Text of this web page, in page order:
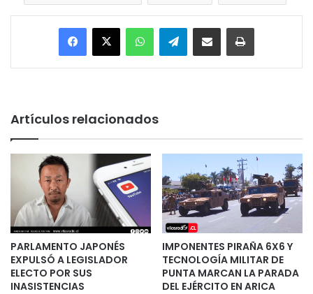
Facebook
X WhatsAppTelegramEnviar vía email Imprimir
Artículos relacionados
PARLAMENTO JAPONÉS
EXPULSÓ A LEGISLADOR
ELECTO POR SUS
INASISTENCIAS
IMPONENTES PIRAÑA 6X6 Y
TECNOLOGÍA MILITAR DE
PUNTA MARCAN LA PARADA
DEL EJÉRCITO EN ARICA